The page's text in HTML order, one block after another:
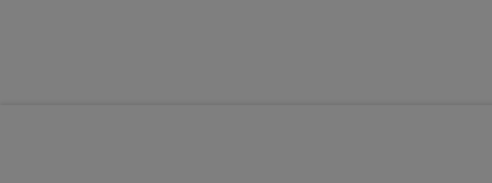
Hierzu wird von uns
Adresse in